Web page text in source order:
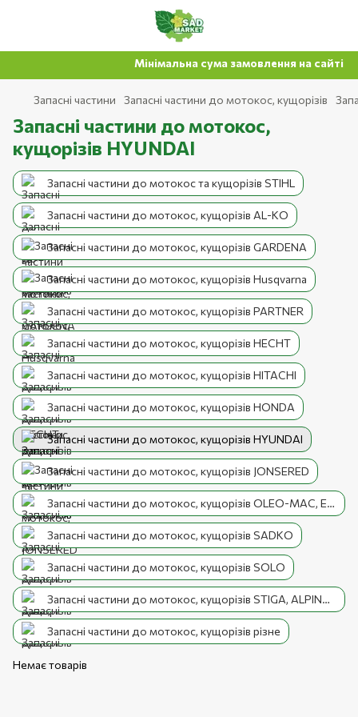
Мінімальна сума замовлення на сайті
Запасні частини Запасні частини до мотокос, кущорізів
Запасні частини до мотокос,
кущорізів HYUNDAI
Запасні частини до мотокос та кущорізів STIHL
Запасні частини до мотокос, кущорізів AL-KO
Запасні частини до мотокос, кущорізів GARDENA
Запасні частини до мотокос, кущорізів Husqvarna
Запасні частини до мотокос, кущорізів PARTNER
Запасні частини до мотокос, кущорізів HECHT
Запасні частини до мотокос, кущорізів HITACHI
Запасні частини до мотокос, кущорізів HONDA
Запасні частини до мотокос, кущорізів HYUNDAI
Запасні частини до мотокос, кущорізів JONSERED
Запасні частини до мотокос, кущорізів OLEO-MAC, EFCO
Запасні частини до мотокос, кущорізів SADKO
Запасні частини до мотокос, кущорізів SOLO
Запасні частини до мотокос, кущорізів STIGA, ALPINA, CASTEL GARDEN
Запасні частини до мотокос, кущорізів різне
Немає товарів